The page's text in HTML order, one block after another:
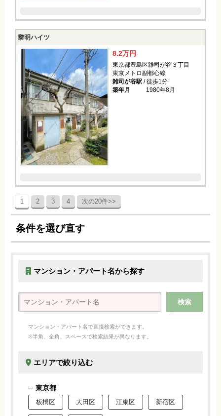
黎明ハイツ
8.2万円
東京都豊島区雑司が谷３丁目
東京メトロ副都心線
雑司が谷駅/ 徒歩1分
築年月
1980年8月
1 2 3 4 次の20件>>
条件を選び直す
マンション・アパート名から探す
マンション・アパート名で直接検索ができます。
※半角、全角、スペースで検索結果が異なります。
エリアで絞り込む
東京都
板橋区 大田区 江東区 新宿区